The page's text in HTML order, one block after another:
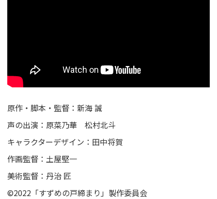
原作・脚本・監督：新海 誠
声の出演：原菜乃華 松村北斗
キャラクターデザイン：田中将賀
作画監督：土屋堅一
美術監督：丹治 匠
©2022「すずめの戸締まり」製作委員会